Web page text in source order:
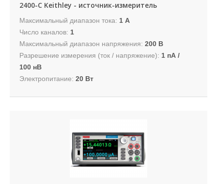
2400-C Keithley - источник-измеритель
Максимальный диапазон тока: 1 A
Число каналов: 1
Максимальный диапазон напряжения: 200 В
Разрешение измерения (ток / напряжение): 1 пА /
100 нВ
Электропитание: 20 Вт